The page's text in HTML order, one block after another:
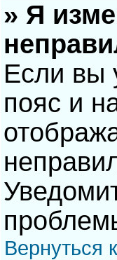
» Я
Если вы
пояс и
Вернуться